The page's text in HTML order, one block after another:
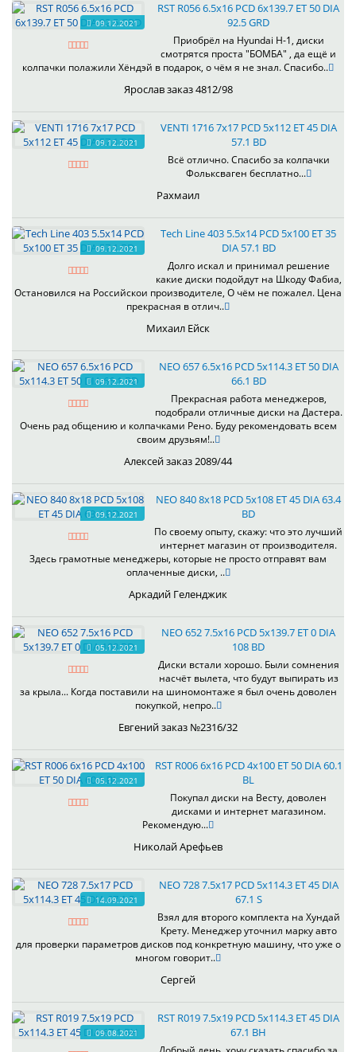
09.12.2021
RST R056 6.5x16 PCD 6x139.7 ET 50 DIA
92.5 GRD
Приобрёл на Hyundai H-1, диски
смотрятся проста "БОМБА" , да ещё и
колпачки полажили Хёндэй в подарок, о чём я не знал. Спасибо..
Ярослав заказ 4812/98
09.12.2021
VENTI 1716 7x17 PCD 5x112 ET 45 DIA
57.1 BD
Всё отлично. Спасибо за колпачки
Фольксваген бесплатно...
Рахмаил
09.12.2021
Tech Line 403 5.5x14 PCD 5x100 ET 35
DIA 57.1 BD
Долго искал и принимал решение
какие диски подойдут на Шкоду Фабиа,
Остановился на Российскои производителе, О чём не пожалел. Цена
прекрасная в отлич..
Михаил Ейск
09.12.2021
NEO 657 6.5x16 PCD 5x114.3 ET 50 DIA
66.1 BD
Прекрасная работа менеджеров,
подобрали отличные диски на Дастера.
Очень рад общению и колпачками Рено. Буду рекомендовать всем
своим друзьям!..
Алексей заказ 2089/44
09.12.2021
NEO 840 8x18 PCD 5x108 ET 45 DIA 63.4
BD
По своему опыту, скажу: что это лучший
интернет магазин от производителя.
Здесь грамотные менеджеры, которые не просто отправят вам
оплаченные диски, ..
Аркадий Геленджик
05.12.2021
NEO 652 7.5x16 PCD 5x139.7 ET 0 DIA
108 BD
Диски встали хорошо. Были сомнения
насчёт вылета, что будут выпирать из
за крыла... Когда поставили на шиномонтаже я был очень доволен
покупкой, непро..
Евгений заказ №2316/32
05.12.2021
RST R006 6x16 PCD 4x100 ET 50 DIA 60.1
BL
Покупал диски на Весту, доволен
дисками и интернет магазином.
Рекомендую...
Николай Арефьев
14.09.2021
NEO 728 7.5x17 PCD 5x114.3 ET 45 DIA
67.1 S
Взял для второго комплекта на Хундай
Крету. Менеджер уточнил марку авто
для проверки параметров дисков под конкретную машину, что уже о
многом говорит..
Сергей
09.08.2021
RST R019 7.5x19 PCD 5x114.3 ET 45 DIA
67.1 BH